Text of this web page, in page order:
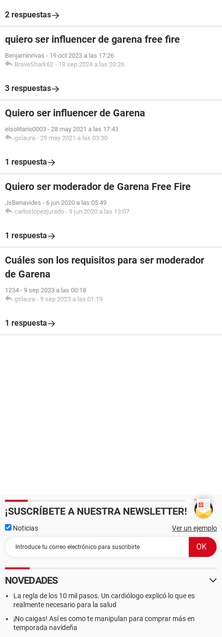
2 respuestas
quiero ser influencer de garena free fire
Benjaminrivas - 19 oct 2023 a las 17:26
BraveShark62 - 18 sep 2024 a las 20:26
3 respuestas
Quiero ser influencer de Garena
elsolitario0003 - 28 may 2021 a las 17:43
gslaura - 29 may 2021 a las 03:30
1 respuesta
Quiero ser moderador de Garena Free Fire
JsBenavides - 6 jun 2020 a las 05:49
carloslopezjurado - 9 jun 2020 a las 13:07
1 respuesta
Cuáles son los requisitos para ser moderador
de Garena
1234 - 9 sep 2023 a las 00:18
gslaura - 9 sep 2023 a las 01:19
1 respuesta
¡SUSCRÍBETE A NUESTRA NEWSLETTER!
Noticias Ver un ejemplo
NOVEDADES
La regla de los 10 mil pasos. Un cardiólogo explicó lo que es
realmente necesario para la salud
¡No caigas! Así es como te manipulan para comprar más en
temporada navideña